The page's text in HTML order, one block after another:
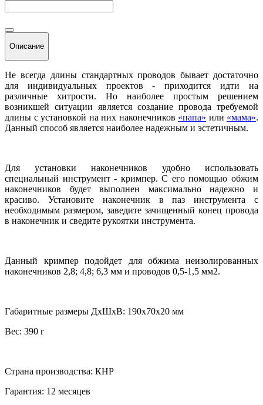
Описание
Не всегда длины стандартных проводов бывает достаточно
для индивидуальных проектов - приходится идти на
различные хитрости. Но наиболее простым решением
возникшей ситуации является создание провода требуемой
длины с установкой на них наконечников «папа» или «мама».
Данный способ является наиболее надежным и эстетичным.
Для установки наконечников удобно использовать
специальный инструмент - кримпер. С его помощью обжим
наконечников будет выполнен максимально надежно и
красиво. Установите наконечник в паз инструмента с
необходимым размером, заведите зачищенный конец провода
в наконечник и сведите рукоятки инструмента.
Данный кримпер подойдет для обжима неизолированных
наконечников 2,8; 4,8; 6,3 мм и проводов 0,5-1,5 мм2.
Габаритные размеры ДхШхВ: 190х70х20 мм
Вес: 390 г
Страна производства: КНР
Гарантия: 12 месяцев